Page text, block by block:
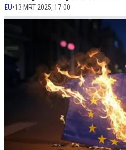
EU•13 MRT 2025, 17:00